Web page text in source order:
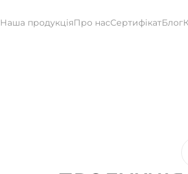
Наша продукціяПро насСертифікатБлог